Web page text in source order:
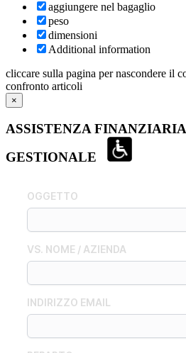
aggiungere nel bagaglio
peso
dimensioni
Additional information
cliccare sulla pagina per nascondere il
confronto articoli
×
ASSISTENZA
GESTIONALE